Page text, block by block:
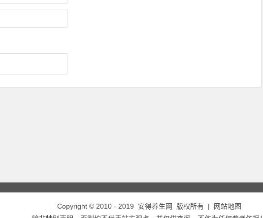
Copyright © 2010 - 2019 安得养生网 版权所有 |
网站地图